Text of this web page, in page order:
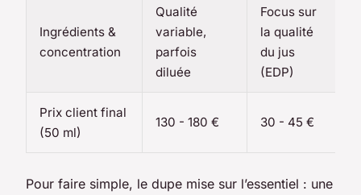
Ingrédients &
concentration
Qualité
variable,
parfois
diluée
Focus sur
la qualité
du jus
(EDP)
Prix client final
(50 ml)
130 - 180 € 30 - 45 €
Pour faire simple, le dupe mise sur l’essentiel : une